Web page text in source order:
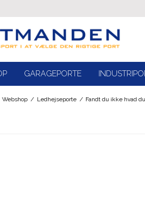
GARAGEPORTE
Webshop / Ledhejseporte / Fandt du ikke hvad